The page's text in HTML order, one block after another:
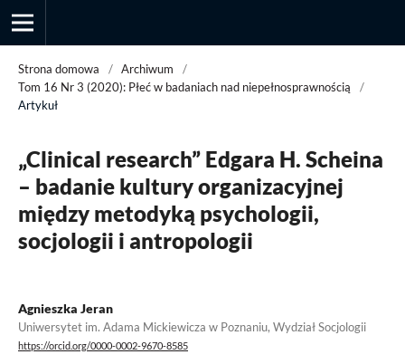
Strona domowa / Archiwum
/
Tom 16 Nr 3 (2020): Płeć w badaniach nad niepełnosprawnością
/
Artykuł
„Clinical research” Edgara H. Scheina
– badanie kultury organizacyjnej
między metodyką psychologii,
socjologii i antropologii
Agnieszka Jeran
Uniwersytet im. Adama Mickiewicza w Poznaniu, Wydział Socjologii
https://orcid.org/0000-0002-9670-8585